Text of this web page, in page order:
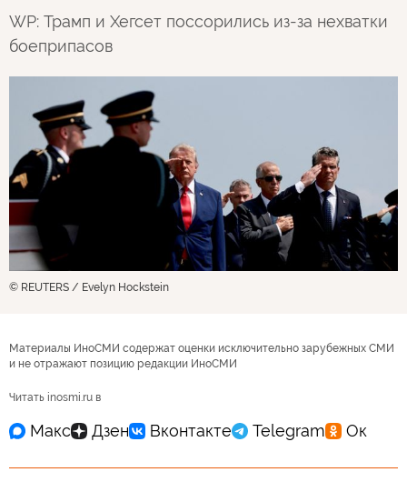
WP: Трамп и Хегсет поссорились из-за нехватки
боеприпасов
© REUTERS / Evelyn Hockstein
Материалы ИноСМИ содержат оценки исключительно зарубежных СМИ
и не отражают позицию редакции ИноСМИ
Читать inosmi.ru в